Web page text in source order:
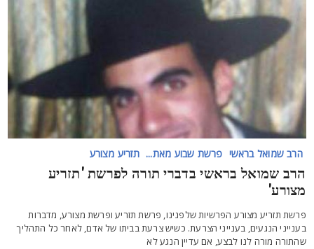
הרב שמואל בראשי פרשת שבוע מאת... תזריע מצורע
שמואל בראשי בדברי תורה לפרשת 'תזריע
תזריע מצורע הפרשיות שלפנינו, פרשת תזריע ופרשת מצורע, מדברות
הנגעים, בענייני הצרעת. כשיש צרעת בביתו של אדם, לאחר כל התהליך
מורה לנו לבצע, אם עדיין הנגע לא